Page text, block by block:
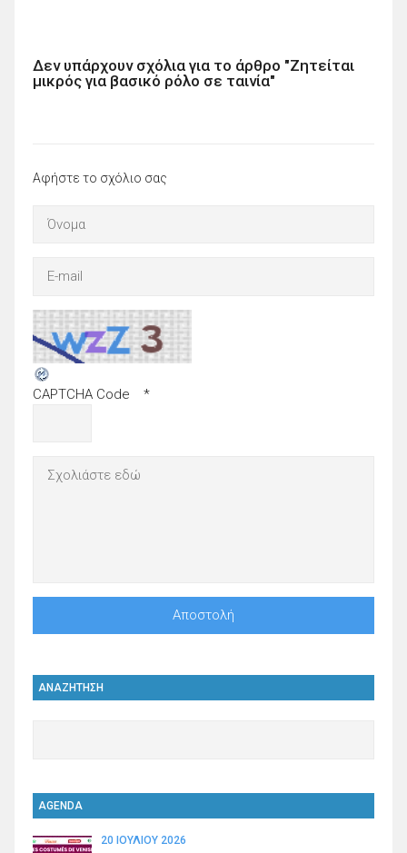
Δεν υπάρχουν σχόλια για το άρθρο "Ζητείται
μικρός για βασικό ρόλο σε ταινία"
Αφήστε το σχόλιο σας
CAPTCHA Code *
ΑΝΑΖΗΤΗΣΗ
AGENDA
20 ΙΟΥΛΊΟΥ 2026